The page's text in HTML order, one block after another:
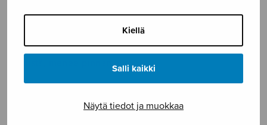
Kiellä
Salli kaikki
Näytä tiedot ja muokkaa
Teoksen idea on Bartlingin. Teksti käy kohti nykypäivän
ihmistä, menee pinnan alle.
joka monin paikoin suorasanaisuutensa takia olikin